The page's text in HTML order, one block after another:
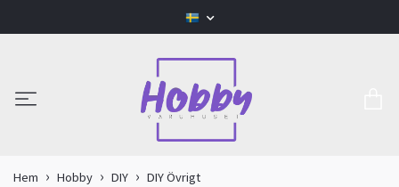
Hem Hobby DIY DIY Övrigt